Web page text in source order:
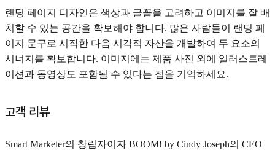
랜딩 페이지 디자인은 색상과 글꼴을 고려하고 이미지를 잘 배
치할 수 있는 공간을 확보해야 합니다. 많은 사람들이 랜딩 페
이지 문구로 시작한 다음 시각적 자산을 개발하여 두 요소의
시너지를 확보합니다. 이미지에는 제품 사진 외에 일러스트레
이션과 동영상도 포함될 수 있다는 점을 기억하세요.
고객 리뷰
Smart Marketer의 창립자이자 BOOM! by Cindy Joseph의 CEO